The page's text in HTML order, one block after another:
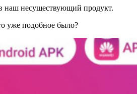
наш несуществующий продукт.
уже подобное было?